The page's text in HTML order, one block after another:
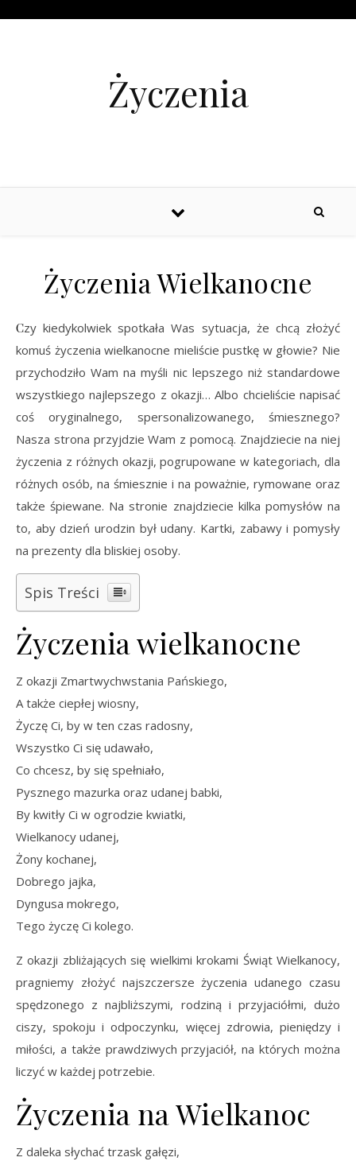
Życzenia
Życzenia Wielkanocne
Czy kiedykolwiek spotkała Was sytuacja, że chcą złożyć
komuś życzenia wielkanocne mieliście pustkę w głowie? Nie
przychodziło Wam na myśli nic lepszego niż standardowe
wszystkiego najlepszego z okazji… Albo chcieliście napisać
coś oryginalnego, spersonalizowanego, śmiesznego?
Nasza strona przyjdzie Wam z pomocą. Znajdziecie na niej
życzenia z różnych okazji, pogrupowane w kategoriach, dla
różnych osób, na śmiesznie i na poważnie, rymowane oraz
także śpiewane. Na stronie znajdziecie kilka pomysłów na
to, aby dzień urodzin był udany. Kartki, zabawy i pomysły
na prezenty dla bliskiej osoby.
Spis Treści
Życzenia wielkanocne
Z okazji Zmartwychwstania Pańskiego,
A także ciepłej wiosny,
Życzę Ci, by w ten czas radosny,
Wszystko Ci się udawało,
Co chcesz, by się spełniało,
Pysznego mazurka oraz udanej babki,
By kwitły Ci w ogrodzie kwiatki,
Wielkanocy udanej,
Żony kochanej,
Dobrego jajka,
Dyngusa mokrego,
Tego życzę Ci kolego.
Z okazji zbliżających się wielkimi krokami Świąt Wielkanocy,
pragniemy złożyć najszczersze życzenia udanego czasu
spędzonego z najbliższymi, rodziną i przyjaciółmi, dużo
ciszy, spokoju i odpoczynku, więcej zdrowia, pieniędzy i
miłości, a także prawdziwych przyjaciół, na których można
liczyć w każdej potrzebie.
Życzenia na Wielkanoc
Z daleka słychać trzask gałęzi,